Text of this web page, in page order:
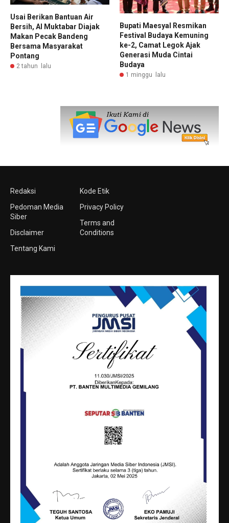
Usai Berikan Bantuan Air
Bersih, Al Muktabar Diajak
Makan Pecak Bandeng
Bersama Masyarakat
Pontang
2 tahun lalu
Bupati Maesyal Resmikan
Festival Budaya Kemuning
ke-2, Camat Legok Ajak
Generasi Muda Cintai
Budaya
1 minggu lalu
Redaksi
Pedoman Media
Siber
Disclaimer
Tentang Kami
Kode Etik
Privacy Policy
Terms and
Conditions